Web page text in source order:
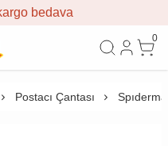
bedava
0
Postacı Çantası